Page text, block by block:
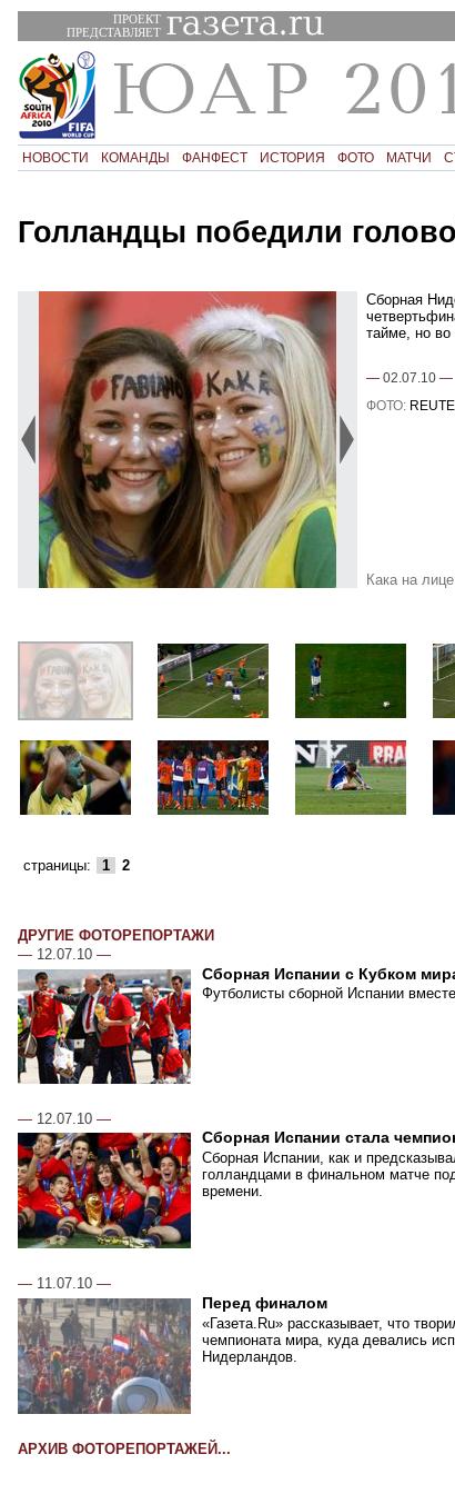
ПРОЕКТ
ПРЕДСТАВЛЯЕТ
НОВОСТИ КОМАНДЫ ФАНФЕСТ ИСТОРИЯ ФОТО МАТЧИ
Голландцы победили
Сборная
тайме, но во
— 02.07.10 —
ФОТО:
Кака на
страницы: 1 2
ДРУГИЕ ФОТОРЕПОРТАЖИ
— 12.07.10 —
Сборная Испании с Кубком
Футболисты сборной Испании
— 12.07.10 —
Сборная Испании стала
Сборная Испании, как и
голландцами в финальном матче
времени.
— 11.07.10 —
Перед финалом
«Газета.Ru» рассказывает, что
чемпионата мира, куда девались
Нидерландов.
АРХИВ ФОТОРЕПОРТАЖЕЙ...